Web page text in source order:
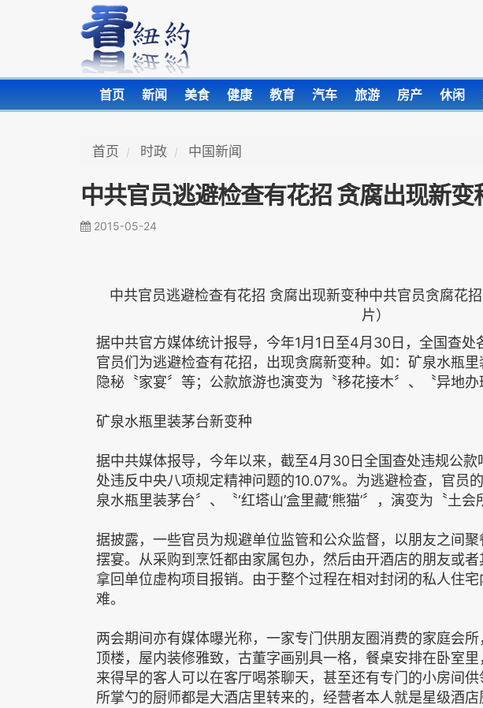
首页 新闻 美食 健康 教育 汽车 旅游 房产 休闲
首页 时政 中国新闻
中共官员逃避检查有花招 贪腐出现新变
2015-05-24
中共官员逃避检查有花招 贪腐出现新变种中共官员贪腐花
片）
据中共官方媒体统计报导，今年1月1日至4月30日，全国查
官员们为逃避检查有花招，出现贪腐新变种。如：矿泉水瓶里
隐秘〝家宴〞等；公款旅游也演变为〝移花接木〞、〝异地办
矿泉水瓶里装茅台新变种
据中共媒体报导，今年以来，截至4月30日全国查处违规公
处违反中央八项规定精神问题的10.07%。为逃避检查，官员
泉水瓶里装茅台〞、〝‘红塔山’盒里藏‘熊猫’〞，演变为〝土
据披露，一些官员为规避单位监管和公众监督，以朋友之间
摆宴。从采购到烹饪都由家属包办，然后由开酒店的朋友或者
拿回单位虚构项目报销。由于整个过程在相对封闭的私人住
难。
两会期间亦有媒体曝光称，一家专门供朋友圈消费的家庭会
顶楼，屋内装修雅致，古董字画别具一格，餐桌安排在卧室里
来得早的客人可以在客厅喝茶聊天，甚至还有专门的小房间
所掌勺的厨师都是大酒店里转来的，经营者本人就是星级酒